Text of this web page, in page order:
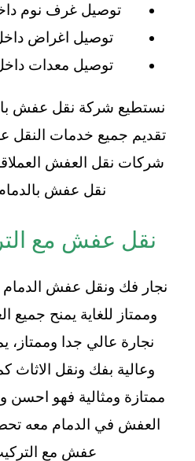
توصيل غرف نوم
توصيل اغراض
توصيل معدات
نستطيع شركة نقل عفش
تقديم جميع خدمات النقل
شركات نقل العفش
نقل عفش بالدمام
نقل عفش مع
نجار فك ونقل عفش الدمام
وممتاز للغاية يمنح جميع
نجارة عالي جدا وممتاز،
وعالية بفك ونقل الاثاث
ممتازة ومثالية فهو احسن
العفش في الدمام معه
عفش مع